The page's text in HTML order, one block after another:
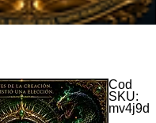
Cod
SKU:
mv4j9d